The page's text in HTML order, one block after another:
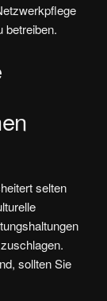
betreiben.
selten
sollten Sie